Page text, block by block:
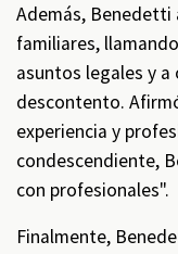
Además, Benedetti
familiares,
asuntos legales y
descontento.
experiencia y
condescendiente,
con profesionales".
Finalmente,